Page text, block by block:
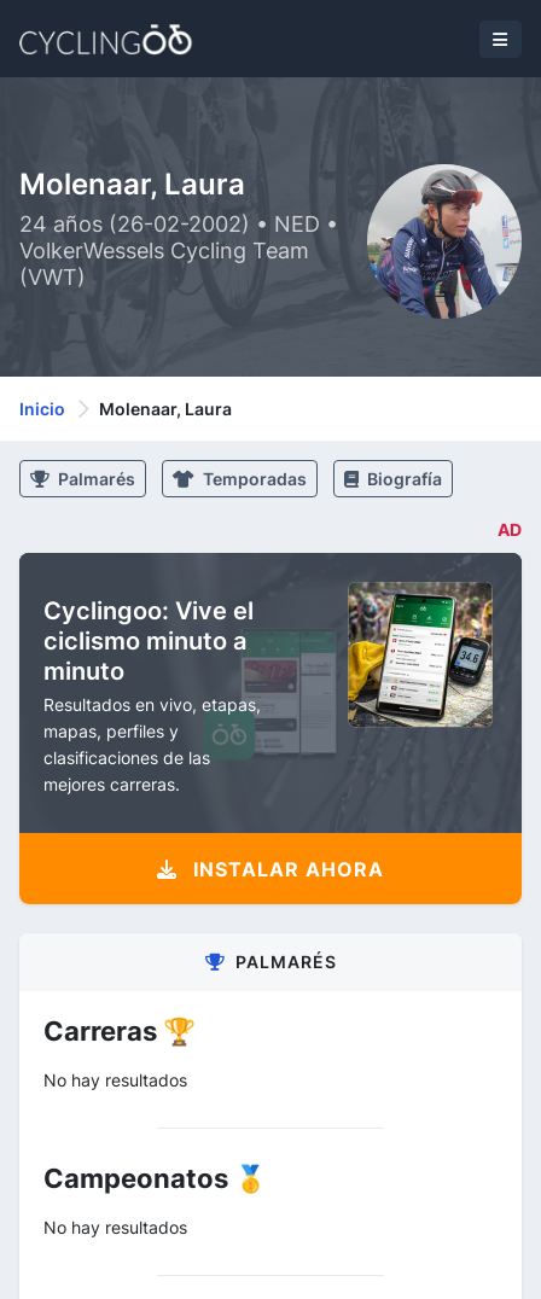
Molenaar, Laura
24 años (26-02-2002) • NED •
VolkerWessels Cycling Team
(VWT)
Inicio Molenaar, Laura
Palmarés Temporadas Biografía
AD
Cyclingoo: Vive el
ciclismo minuto a
minuto
Resultados en vivo, etapas,
mapas, perfiles y
clasificaciones de las
mejores carreras.
INSTALAR AHORA
PALMARÉS
Carreras 🏆
No hay resultados
Campeonatos 🥇
No hay resultados